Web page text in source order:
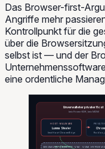
Das Browser-first-
Angriffe mehr
Kontrollpunkt für die
über die
selbst ist — und der
eine ordentliche
Unverwalteter privater Host
kein Firmen-EDR, kein MDM
HOST-MALWARE
Lumma Stealer
liest Host-Chrome/Edge Roblox,
BROMURE-ARBEITS-VM · VOM
vom Hypervisor